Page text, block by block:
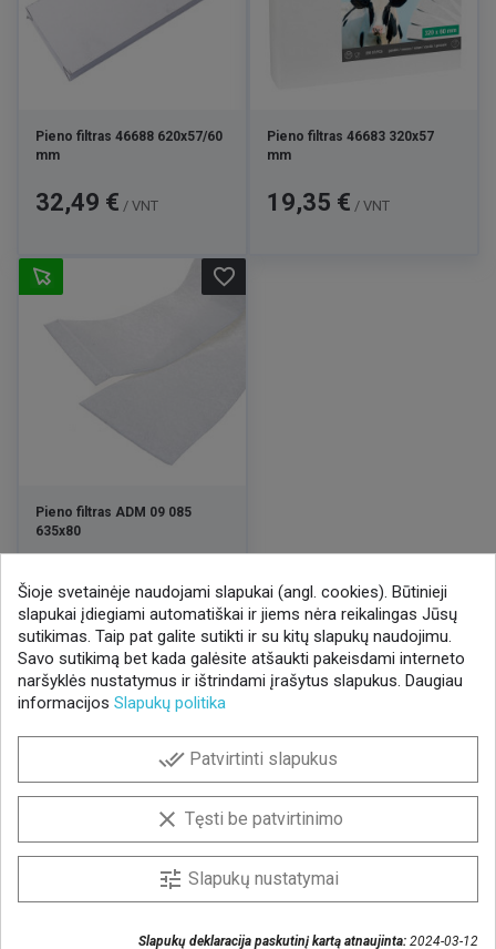
Pieno filtras 46688 620x57/60
mm
Kaina
32,49 € / VNT
Pieno filtras 46683 320x57
mm
Kaina
19,35 € / VNT
Pieno filtras ADM 09 085
635x80
0,39 € / VNT
favorite_border
Gaukite geriausius pasiūlymus!
Prenumeruokite naujienlaiškį ir visada sužinokite
Sutinku, kad mano duomenys būtų saugomi
naujienlaiškiui gauti
Šioje svetainėje naudojami slapukai (angl. cookies). Būtinieji
slapukai įdiegiami automatiškai ir jiems nėra reikalingas Jūsų
sutikimas. Taip pat galite sutikti ir su kitų slapukų naudojimu.
Savo sutikimą bet kada galėsite atšaukti pakeisdami interneto
naršyklės nustatymus ir ištrindami įrašytus slapukus. Daugiau
informacijos Slapukų politika
done_all Patvirtinti slapukus
clear Tęsti be patvirtinimo
tune Slapukų nustatymai
Slapukų deklaracija paskutinį kartą atnaujinta: 2024-03-12